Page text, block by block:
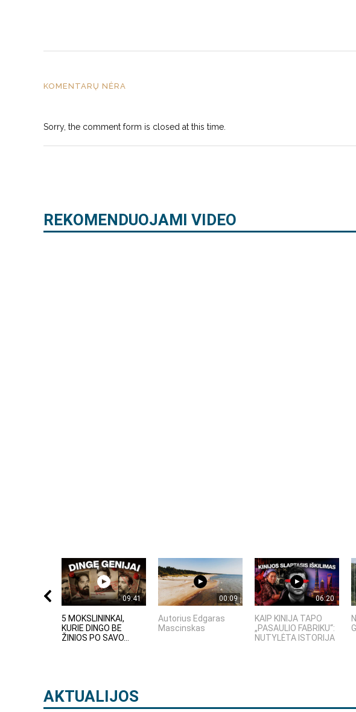
KOMENTARŲ NĖRA
Sorry, the comment form is closed at this time.
REKOMENDUOJAMI VIDEO
09:41
5 MOKSLININKAI,
KURIE DINGO BE
ŽINIOS PO SAVO...
00:09
Autorius Edgaras
Mascinskas
06:20
KAIP KINIJA TAPO
„PASAULIO FABRIKU“:
NUTYLĖTA ISTORIJA
AKTUALIJOS